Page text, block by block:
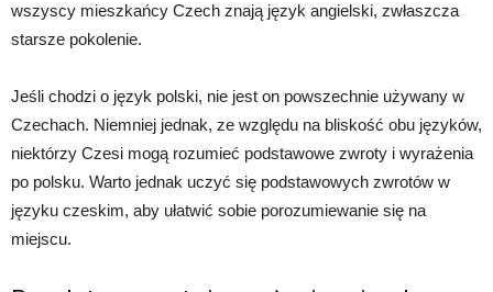
wszyscy mieszkańcy Czech znają język angielski, zwłaszcza
starsze pokolenie.
Jeśli chodzi o język polski, nie jest on powszechnie używany w
Czechach. Niemniej jednak, ze względu na bliskość obu języków,
niektórzy Czesi mogą rozumieć podstawowe zwroty i wyrażenia
po polsku. Warto jednak uczyć się podstawowych zwrotów w
języku czeskim, aby ułatwić sobie porozumiewanie się na
miejscu.